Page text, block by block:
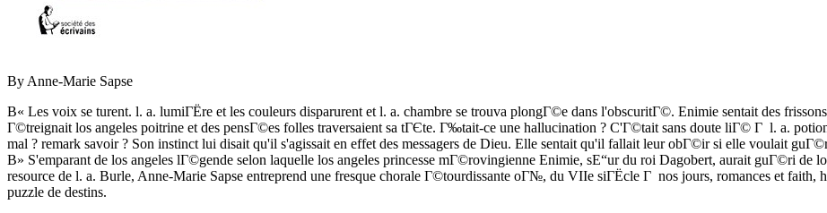
By Anne-Marie Sapse
В« Les voix se turent. l. a. lumiГЁre et les couleurs disparurent et l. a. chambre se trouva plongГ©e dans l'obscuritГ©. Enimie sentait des
Г©treignait los angeles poitrine et des pensГ©es folles traversaient sa tГЄte. Г‰tait-ce une hallucination ? C'Г©tait sans doute liГ© Г l. a.
mal ? remark savoir ? Son instinct lui disait qu'il s'agissait en effet des messagers de Dieu. Elle sentait qu'il fallait leur obГ©ir si elle voulait
В» S'emparant de los angeles lГ©gende selon laquelle los angeles princesse mГ©rovingienne Enimie, sЕ“ur du roi Dagobert, aurait guГ©ri de
resource de l. a. Burle, Anne-Marie Sapse entreprend une fresque chorale Г©tourdissante oГ№, du VIIe siГЁcle Г nos jours, romances et
puzzle de destins.